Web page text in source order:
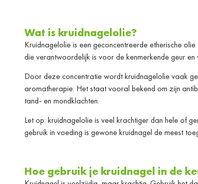
Wat is kruidnagelolie?
Kruidnagelolie is een geconcentreerde etherische
die verantwoordelijk is voor de kenmerkende geur
Door deze concentratie wordt kruidnagelolie vaak
aromatherapie. Het staat vooral bekend om zijn
tand- en mondklachten.
Let op: kruidnagelolie is veel krachtiger dan hele of
gebruik in voeding is gewone kruidnagel de meest
Hoe gebruik je kruidnagel in de